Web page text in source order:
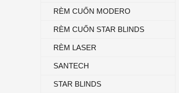
RÈM CUỐN MODERO
RÈM CUỐN STAR BLINDS
RÈM LASER
SANTECH
STAR BLINDS